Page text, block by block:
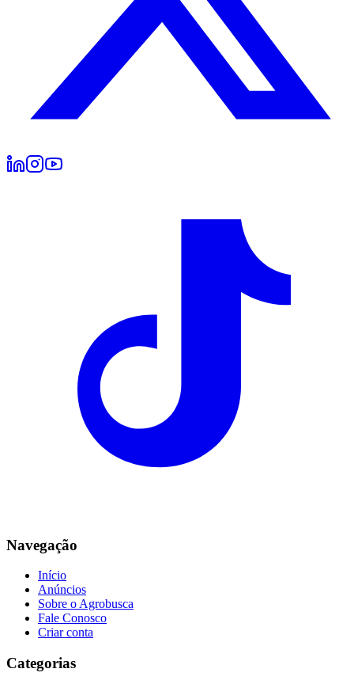
Navegação
Início
Anúncios
Sobre o Agrobusca
Fale Conosco
Criar conta
Categorias